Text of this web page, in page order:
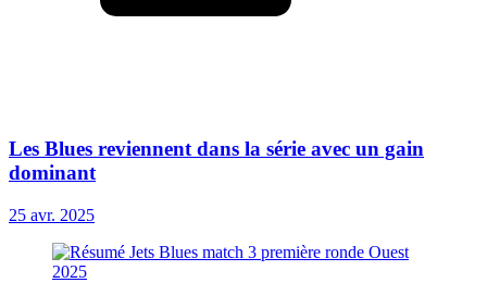
Les Blues reviennent dans la série avec un gain
dominant
25 avr. 2025